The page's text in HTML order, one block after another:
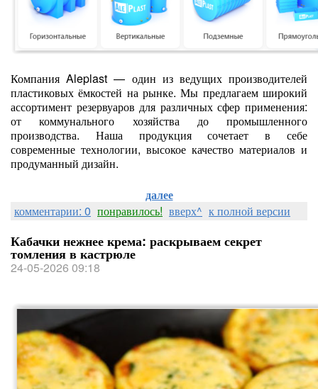
Компания Aleplast — один из ведущих производителей
пластиковых ёмкостей на рынке. Мы предлагаем широкий
ассортимент резервуаров для различных сфер применения:
от коммунального хозяйства до промышленного
производства. Наша продукция сочетает в себе
современные технологии, высокое качество материалов и
продуманный дизайн.
далее
комментарии: 0 понравилось! вверх^ к полной версии
Кабачки нежнее крема: раскрываем секрет
томления в кастрюле
24-05-2026 09:18